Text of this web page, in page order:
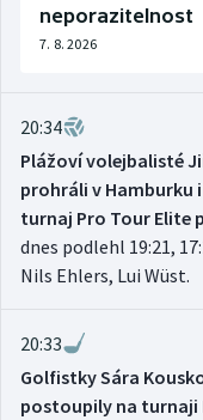
neporazitelnost
7. 8. 2026
20:34
Plážoví volejbalisté
prohráli v Hamburku
turnaj Pro Tour Elite
dnes podlehl 19:21,
Nils Ehlers, Lui Wüst.
20:33
Golfistky Sára
postoupily na turnaji